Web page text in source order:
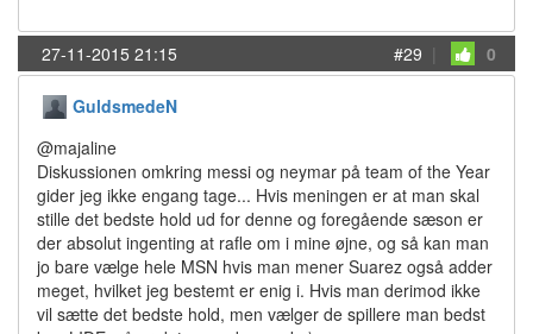
27-11-2015 21:15 #29 | 0
GuldsmedeN
@majaline
Diskussionen omkring messi og neymar på team of the Year
gider jeg ikke engang tage... Hvis meningen er at man skal
stille det bedste hold ud for denne og foregående sæson er
der absolut ingenting at rafle om i mine øjne, og så kan man
jo bare vælge hele MSN hvis man mener Suarez også adder
meget, hvilket jeg bestemt er enig i. Hvis man derimod ikke
vil sætte det bedste hold, men vælger de spillere man bedst